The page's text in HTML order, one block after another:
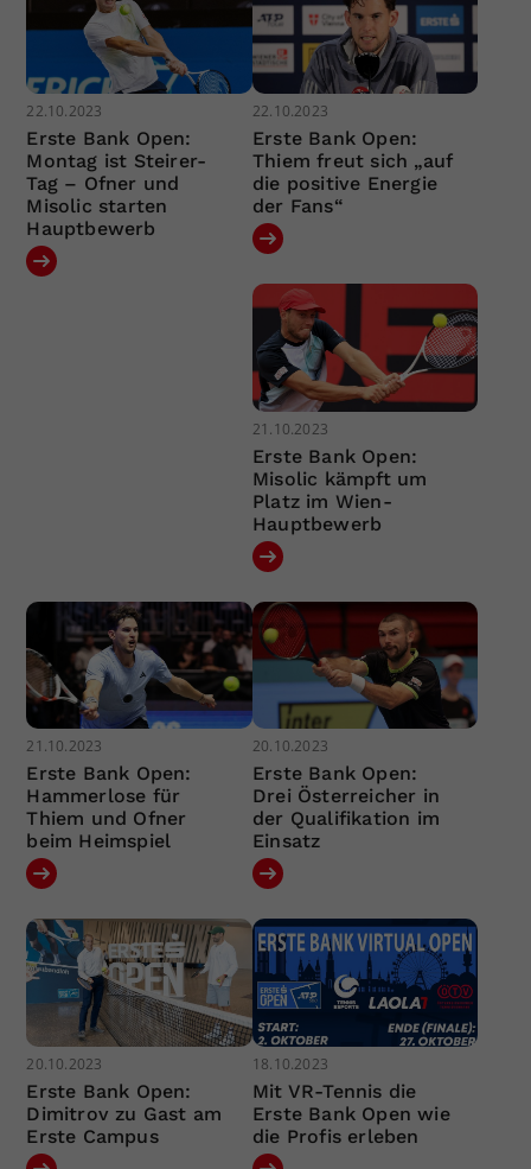
22.10.2023
Erste Bank Open:
Montag ist Steirer-
Tag – Ofner und
Misolic starten
Hauptbewerb
22.10.2023
Erste Bank Open:
Thiem freut sich „auf
die positive Energie
der Fans“
21.10.2023
Erste Bank Open:
Misolic kämpft um
Platz im Wien-
Hauptbewerb
21.10.2023
Erste Bank Open:
Hammerlose für
Thiem und Ofner
beim Heimspiel
20.10.2023
Erste Bank Open:
Drei Österreicher in
der Qualifikation im
Einsatz
20.10.2023
Erste Bank Open:
Dimitrov zu Gast am
Erste Campus
18.10.2023
Mit VR-Tennis die
Erste Bank Open wie
die Profis erleben